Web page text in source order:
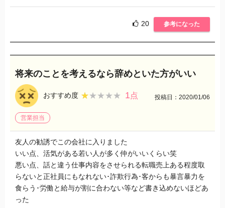
20 参考になった
将来のことを考えるなら辞めといた方がいい
おすすめ度 ★★★★★
★★★★★ 1点 投稿日：2020/01/06
営業担当
友人の勧誘でこの会社に入りました
いい点、活気がある若い人が多く仲がいいくらい笑
悪い点、話と違う仕事内容をさせられる転職売上ある程度取
らないと正社員にもなれない･詐欺行為･客からも暴言暴力を
食らう･労働と給与が割に合わない等など書き込めないほどあ
った